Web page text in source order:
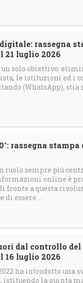
rassegna
21 luglio 2026
un solo obiettivo:
le istituzioni ed i
(WhatsApp), stia
rassegna
ruolo sempre più
online è
di fronte a questa
di essere ...
dal controllo del
16 luglio 2026
2022 ha introdotto
la quinta